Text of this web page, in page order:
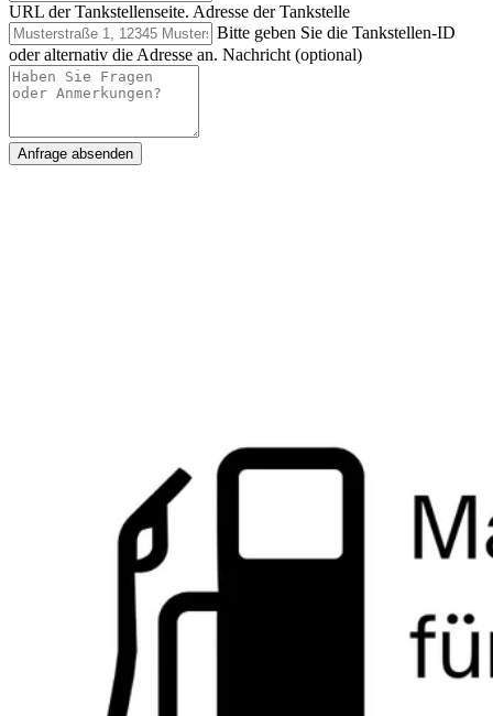
URL der Tankstellenseite. Adresse der Tankstelle
Bitte geben Sie die Tankstellen-ID
oder alternativ die Adresse an. Nachricht (optional)
Anfrage absenden